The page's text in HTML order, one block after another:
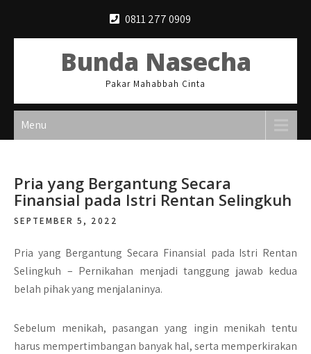
0811 277 0909
Bunda Nasecha
Pakar Mahabbah Cinta
Menu
Pria yang Bergantung Secara
Finansial pada Istri Rentan Selingkuh
SEPTEMBER 5, 2022
Pria yang Bergantung Secara Finansial pada Istri Rentan
Selingkuh – Pernikahan menjadi tanggung jawab kedua
belah pihak yang menjalaninya.
Sebelum menikah, pasangan yang ingin menikah tentu
harus mempertimbangan banyak hal, serta memperkirakan